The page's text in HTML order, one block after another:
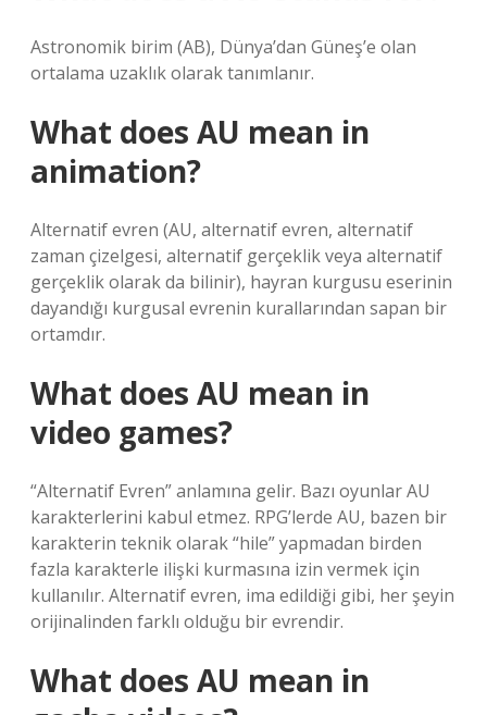
Astronomik birim (AB), Dünya’dan Güneş’e olan
ortalama uzaklık olarak tanımlanır.
What does AU mean in
animation?
Alternatif evren (AU, alternatif evren, alternatif
zaman çizelgesi, alternatif gerçeklik veya alternatif
gerçeklik olarak da bilinir), hayran kurgusu eserinin
dayandığı kurgusal evrenin kurallarından sapan bir
ortamdır.
What does AU mean in
video games?
“Alternatif Evren” anlamına gelir. Bazı oyunlar AU
karakterlerini kabul etmez. RPG’lerde AU, bazen bir
karakterin teknik olarak “hile” yapmadan birden
fazla karakterle ilişki kurmasına izin vermek için
kullanılır. Alternatif evren, ima edildiği gibi, her şeyin
orijinalinden farklı olduğu bir evrendir.
What does AU mean in